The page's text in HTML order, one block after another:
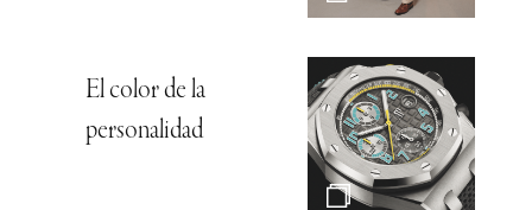
El color de la
personalidad